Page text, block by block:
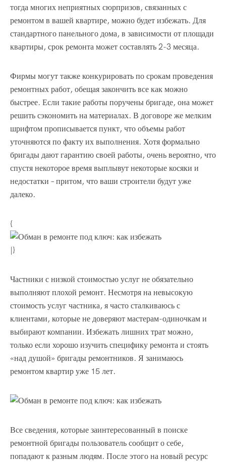
тогда многих неприятных сюрпризов, связанных с
ремонтом в вашей квартире, можно будет избежать. Для
стандартного панельного дома, в зависимости от площади
квартиры, срок ремонта может составлять 2-3 месяца.
Фирмы могут также конкурировать по срокам проведения
ремонтных работ, обещая закончить все как можно
быстрее. Если такие работы поручены бригаде, она может
решить сэкономить на материалах. В договоре же мелким
шрифтом прописывается пункт, что объемы работ
уточняются по факту их выполнения. Хотя формально
бригады дают гарантию своей работы, очень вероятно, что
спустя некоторое время выплывут некоторые косяки и
недостатки – притом, что ваши строители будут уже
далеко.
{
|}
Частники с низкой стоимостью услуг не обязательно
выполняют плохой ремонт. Несмотря на невысокую
стоимость услуг частника, я часто сталкиваюсь с
клиентами, которые не доверяют мастерам-одиночкам и
выбирают компании. Избежать лишних трат можно,
только если хорошо изучить специфику ремонта и стоять
«над душой» бригады ремонтников. Я занимаюсь
ремонтом квартир уже 15 лет.
Все сведения, которые заинтересованный в поиске
ремонтной бригады пользователь сообщит о себе,
попадают к разным людям. После этого на новый ресурс